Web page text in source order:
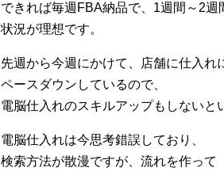
できれば毎週FBA納品で、1週間～2週
状況が理想です。
先週から今週にかけて、店舗に仕入れ
ペースダウンしているので、
電脳仕入れのスキルアップもしないと
電脳仕入れは今思考錯誤しており、
検索方法が散漫ですが、流れを作って